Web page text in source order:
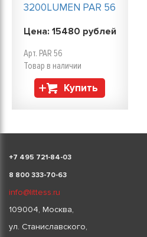
3200LUMEN PAR 56
Цена: 15480 рублей
Арт. PAR 56
Товар в наличии
Купить
+7 495 721-84-03
8 800 333-70-63
info@littess.ru
109004, Москва,
ул. Станиславского,